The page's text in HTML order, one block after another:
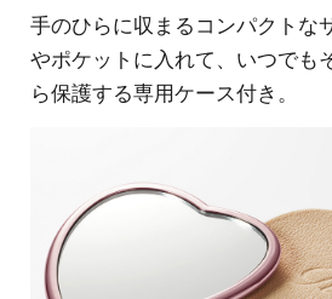
手のひらに収まるコンパクトな
やポケットに入れて、いつでも
ら保護する専用ケース付き。